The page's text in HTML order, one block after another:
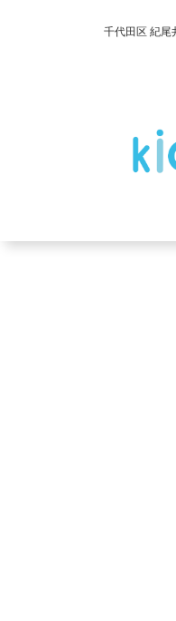
千代田区 紀尾